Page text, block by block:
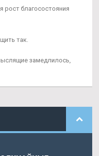
рост благосостояния
так.
замедлилось,